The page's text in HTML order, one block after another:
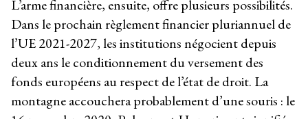
L’arme financière, ensuite, offre plusieurs possibilités.
Dans le prochain règlement financier pluriannuel de
l’UE 2021-2027, les institutions négocient depuis
deux ans le conditionnement du versement des
fonds européens au respect de l’état de droit. La
montagne accouchera probablement d’une souris : le